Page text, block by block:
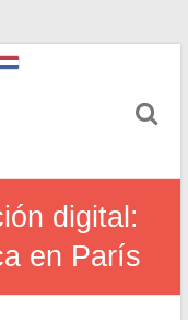
digital:
en París